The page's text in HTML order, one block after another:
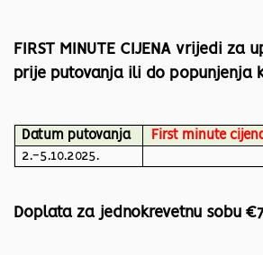
FIRST MINUTE CIJENA vrijedi za
prije putovanja ili do popunjenja
Datum putovanja First minute
2.-5.10.2025.
Doplata za jednokrevetnu sobu